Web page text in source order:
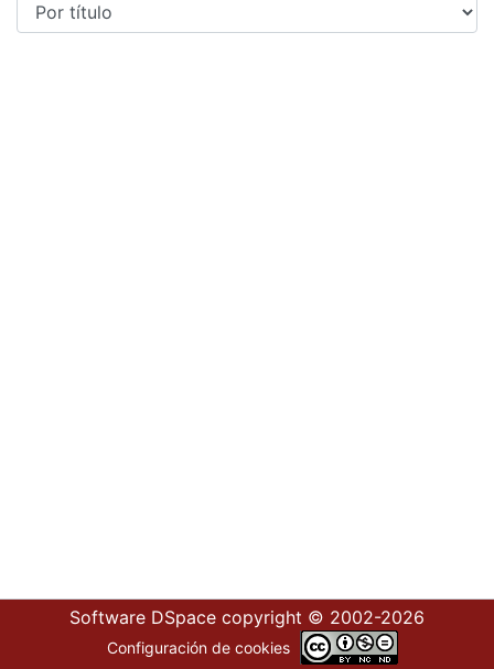
Software DSpace copyright © 2002-2026
Configuración de cookies